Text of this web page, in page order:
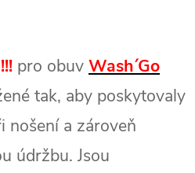
pro obuv Wash´Go
tak, aby poskytovaly
nošení a zároveň
údržbu. Jsou